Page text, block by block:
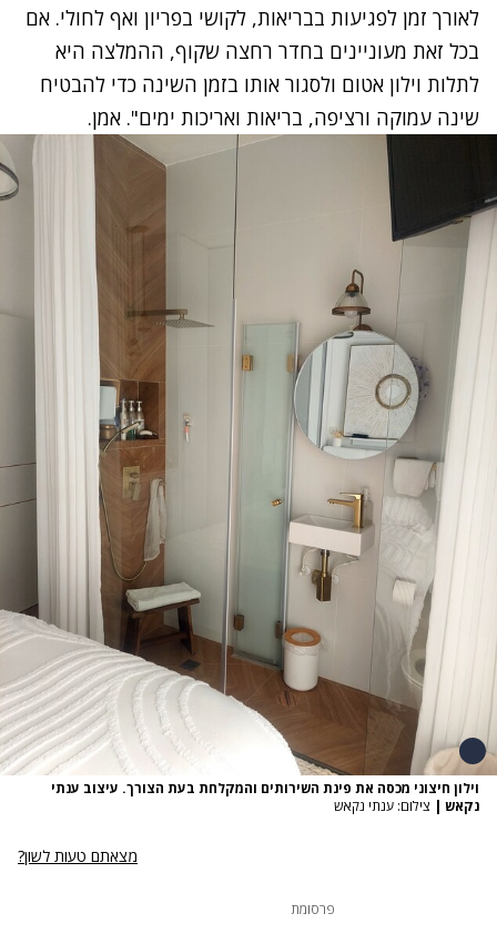
לאורך זמן לפגיעות בבריאות, לקושי בפריון ואף לחולי. אם
בכל זאת מעוניינים בחדר רחצה שקוף, ההמלצה היא
לתלות וילון אטום ולסגור אותו בזמן השינה כדי להבטיח
שינה עמוקה ורציפה, בריאות ואריכות ימים". אמן.
וילון חיצוני מכסה את פינת השירותים והמקלחת בעת הצורך. עיצוב ענתי
נקאש | צילום: ענתי נקאש
מצאתם טעות לשון?
פרסומת